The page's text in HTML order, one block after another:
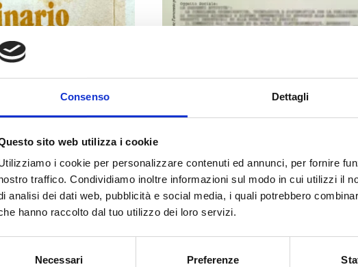
Consenso Dettagli
sito web utilizza i cookie
i cookie per personalizzare contenuti ed annunci, per fornire
traffico. Condividiamo inoltre informazioni sul modo in cui utilizzi il
analisi dei dati web, pubblicità e social media, i quali potrebbero
hanno raccolto dal tuo utilizzo dei loro servizi.
Necessari Preferenze
certificati
40
€
Carta